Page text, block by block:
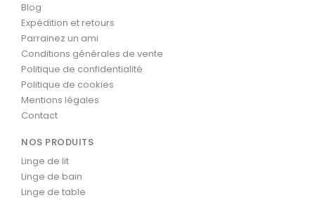
Blog
Expédition et retours
Parrainez un ami
Conditions générales de vente
Politique de confidentialité
Politique de cookies
Mentions légales
Contact
NOS PRODUITS
Linge de lit
Linge de bain
Linge de table